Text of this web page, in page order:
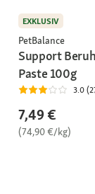
EXKLUSIV
PetBalance
Support
Paste 100g
3.0
7,49 €
(74,90 €/kg)